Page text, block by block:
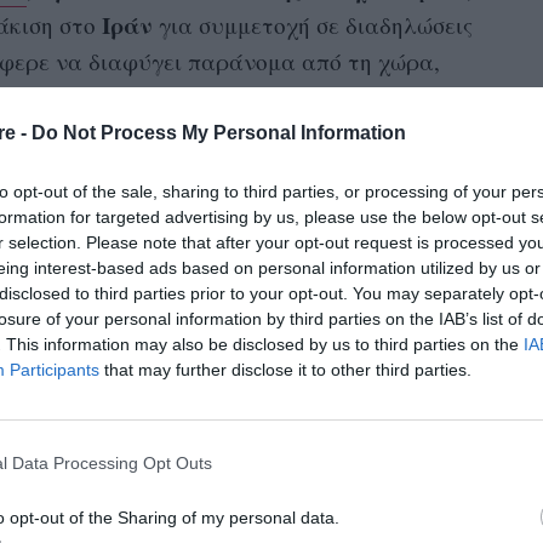
- Do Not Process My Personal Information
opt-out of the sale, sharing to third parties, or processing of your
for targeted advertising by us, please use the below opt-out
selection. Please note that after your opt-out request is processed
interest-based ads based on personal information utilized by us
to third parties prior to your opt-out. You may separately
of your personal information by third parties on the IAB’s list of
This information may also be disclosed by us to third parties on the
Participants that may further disclose it to other third parties.
Data Processing Opt Outs
opt-out of the Sharing of my personal data.
στο Ιράν για συμμετοχή σε διαδηλώσεις
να διαφύγει παράνομα από τη χώρα,
από 6 μήνες κράτησηςζήτησε και πήρε
δε δίστασε να είναι μία από τις γυναίκες
τους ως ένδειξη διαμαρτυρίας
ήταν πάντα έτσι. Είχαν ελεύθερα τα
κι έβγαιναν σε ωραία μπαρ. Αλλά για
επικρατεί η ντροπιαστική κυβέρνηση της
φυλακίζονται, βασανίζονται και
τη μετάβαση ξεκινά και τοPersepolis,
ζωή των γυναικών στο Ιράν, που έχει
ποπ κουλτούρα.